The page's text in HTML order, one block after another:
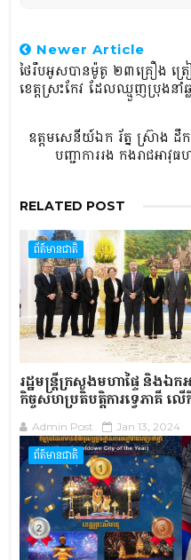
Newer Article
ថៃរឹបអូស​បាន​ម៉ូតូ​ ២៣​គ្រឿង ​ត្រ
ខេត្ត​ស្រះកែវ ដែលឈ្មួញប្រុងនាំ
ឧត្តមសេនីយ៍ឯក រ័ត្ន ស្រ៊ាង ដឹក
បញ្ជាការរង កងរាជអាវុ
RELATED POST
ព័ត៌មានជាតិ
រដ្ឋមន្ត្រីក្រសួងមហាផ្ទៃ និងឯក
កិច្ចសហប្រតិបត្តិការទ្វេភាគី លើកិ
Admin Post Jan 13, 2024
ព័ត៌មានជាតិ